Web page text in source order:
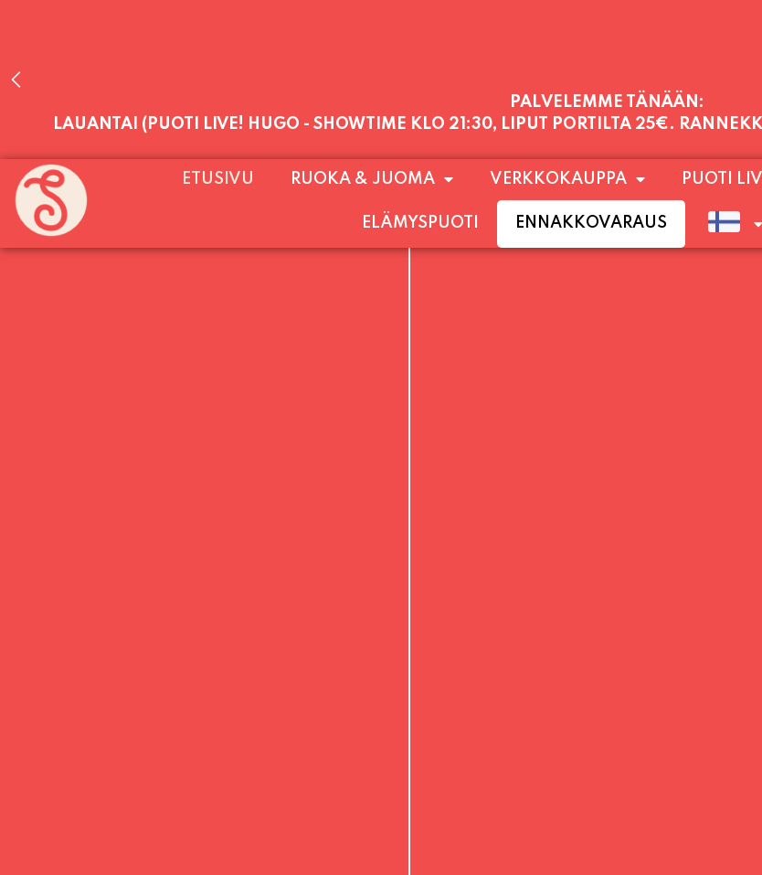
PALVELEMME TÄNÄÄN:
LAUANTAI (PUOTI LIVE! HUGO - SHOWTIME KLO 21:30, LIPUT PORTILTA 25€.
PALVELEMME PÄIVITTÄIN (MA-SU KLO 11-21) SUNNUNTAIHIN 16.8. SAAKKA JONKA
SU) ELOKUUN LOPPUUN ASTI
LÄMPIMÄSTI
ETUSIVU RUOKA & JUOMA VERKKOKAUPPA PUOTI
ELÄMYSPUOTI ENNAKKOVARAUS